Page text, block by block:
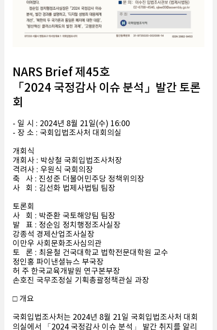
NARS Brief 제45호
「2024 국정감사 이슈 분석」발간 토론
회
- 일 시 : 2024년 8월 21일(수) 16:00
- 장 소 : 국회입법조사처 대회의실
개회식
개회사 : 박상철 국회입법조사처장
격려사 : 우원식 국회의장
축 사 : 진성준 더불어민주당 정책위의장
사 회 : 김선화 법제사법팀 팀장
토론회
사 회 : 박준환 국토해양팀 팀장
발 표 : 정순임 정치행정조사실장
강종석 경제산업조사실장
이만우 사회문화조사심의관
토 론 : 최윤철 건국대학교 법학전문대학원 교수
정인홍 파이낸셜뉴스 부국장
허 주 한국교육개발원 연구본부장
손호진 국무조정실 기획총괄정책관실 과장
□ 개요
국회입법조사처는 2024년 8월 21일 국회입법조사처 대회
의실에서 「2024 국정감사 이슈 분석」 발간 취지를 알리